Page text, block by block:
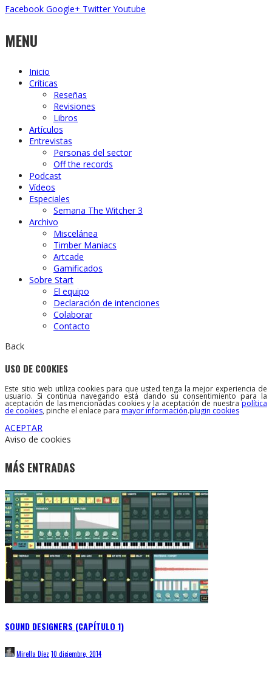
Facebook Google+ Twitter Youtube
MENU
Inicio
Críticas
Reseñas
Revisiones
Libros
Artículos
Entrevistas
Personas del sector
Off the records
Podcast
Vídeos
Especiales
Semana The Witcher 3
Archivo
Miscelánea
Timber Maniacs
Artcade
Gamificados
Sobre Start
El equipo
Declaración de intenciones
Colaborar
Contacto
Back
USO DE COOKIES
Este sitio web utiliza cookies para que usted tenga la mejor experiencia de
usuario. Si continúa navegando está dando su consentimiento para la
aceptación de las mencionadas cookies y la aceptación de nuestrapolítica
de cookies, pinche el enlace para mayor información.plugin cookies
ACEPTAR
Aviso de cookies
MÁS ENTRADAS
SOUND DESIGNERS (CAPÍTULO 1)
Mirella Díez 10 diciembre, 2014